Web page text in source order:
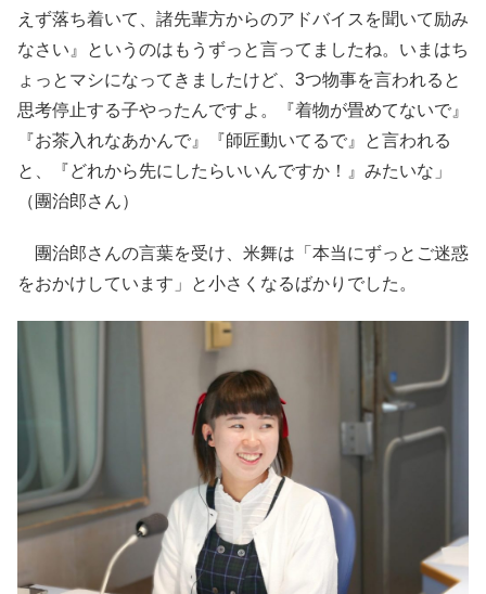
えず落ち着いて、諸先輩方からのアドバイスを聞いて励み
なさい』というのはもうずっと言ってましたね。いまはち
ょっとマシになってきましたけど、3つ物事を言われると
思考停止する子やったんですよ。『着物が畳めてないで』
『お茶入れなあかんで』『師匠動いてるで』と言われる
と、『どれから先にしたらいいんですか！』みたいな」
（團治郎さん）
團治郎さんの言葉を受け、米舞は「本当にずっとご迷惑
をおかけしています」と小さくなるばかりでした。